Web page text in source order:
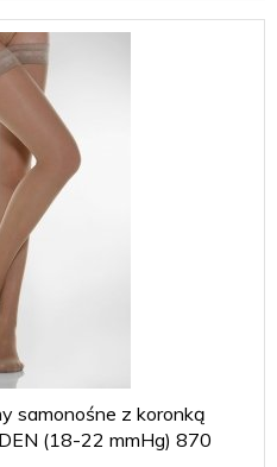
samonośne z koronką
(18-22 mmHg) 870